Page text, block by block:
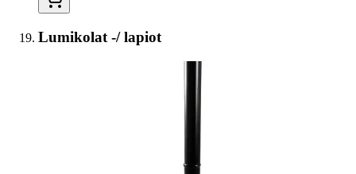
Lumikolat -/ lapiot